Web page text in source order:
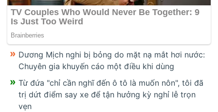
Dương Mịch nghi bị bỏng do mặt nạ mắt hơi nước:
Chuyên gia khuyến cáo một điều khi dùng
Từ đứa "chỉ cần nghĩ đến ô tô là muốn nôn", tôi đã
trị dứt điểm say xe để tận hưởng kỳ nghỉ lễ trọn
vẹn